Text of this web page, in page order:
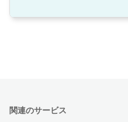
関連のサービス